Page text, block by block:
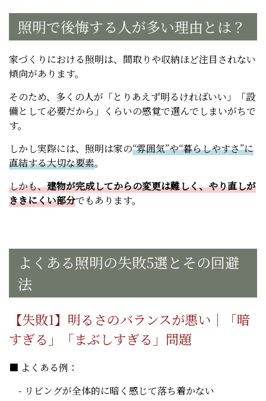
照明で後悔する人が多い理由とは？
家づくりにおける照明は、間取りや収納ほど注目されない
傾向があります。
そのため、多くの人が「とりあえず明るければいい」「設
備として必要だから」くらいの感覚で選んでしまいがちで
す。
しかし実際には、照明は家の“雰囲気”や“暮らしやすさ”に
直結する大切な要素。
しかも、建物が完成してからの変更は難しく、やり直しが
ききにくい部分でもあります。
よくある照明の失敗5選とその回避
法
【失敗1】明るさのバランスが悪い｜「暗
すぎる」「まぶしすぎる」問題
■ よくある例：
- リビングが全体的に暗く感じて落ち着かない